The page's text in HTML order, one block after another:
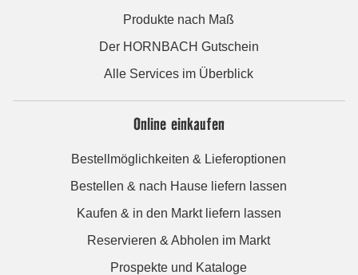
Produkte nach Maß
Der HORNBACH Gutschein
Alle Services im Überblick
Online einkaufen
Bestellmöglichkeiten & Lieferoptionen
Bestellen & nach Hause liefern lassen
Kaufen & in den Markt liefern lassen
Reservieren & Abholen im Markt
Prospekte und Kataloge